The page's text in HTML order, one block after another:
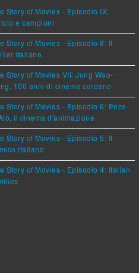
Story of Movies - Episodio IX:
e campioni
Story of Movies - Episodio 8: Il
italiano
Story of Movies VII: Jung Woo-
100 anni di cinema coreano
Story of Movies - Episodio 6: Enzo
il cinema d'animazione
Story of Movies - Episodio 5: Il
italiano
Story of Movies - Episodio 4: Italian